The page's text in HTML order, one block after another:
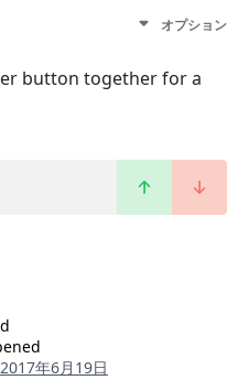
オプション
button together for a
2017年6月19日